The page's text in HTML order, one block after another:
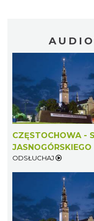
CZĘSTOCHOWA -
JASNOGÓRSKIEGO
ODSŁUCHAJ